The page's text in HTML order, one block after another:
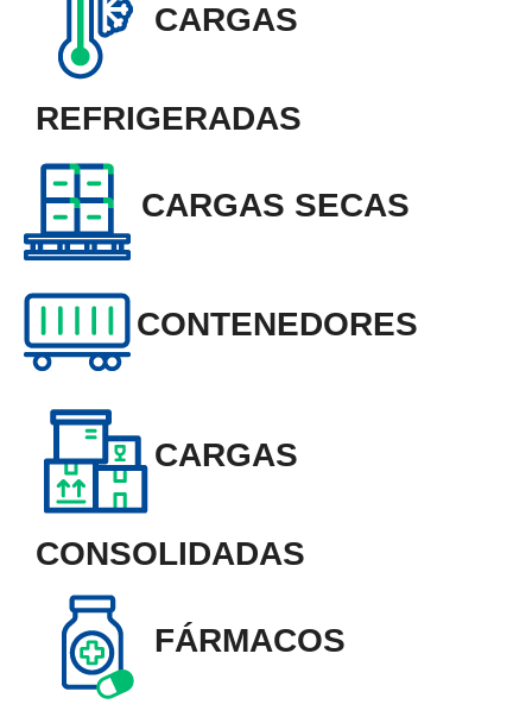
CARGAS
REFRIGERADAS
CARGAS SECAS
CONTENEDORES
CARGAS
CONSOLIDADAS
FÁRMACOS